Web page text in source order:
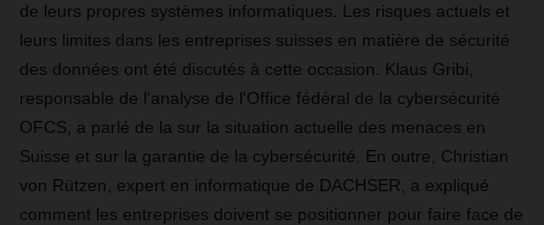
de leurs propres systèmes informatiques. Les risques actuels et
leurs limites dans les entreprises suisses en matière de sécurité
des données ont été discutés à cette occasion. Klaus Gribi,
responsable de l'analyse de l'Office fédéral de la cybersécurité
OFCS, a parlé de la sur la situation actuelle des menaces en
Suisse et sur la garantie de la cybersécurité. En outre, Christian
von Rützen, expert en informatique de DACHSER, a expliqué
comment les entreprises doivent se positionner pour faire face de